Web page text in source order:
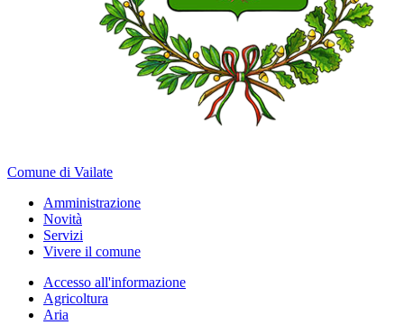
Comune di Vailate
Amministrazione
Novità
Servizi
Vivere il comune
Accesso all'informazione
Agricoltura
Aria